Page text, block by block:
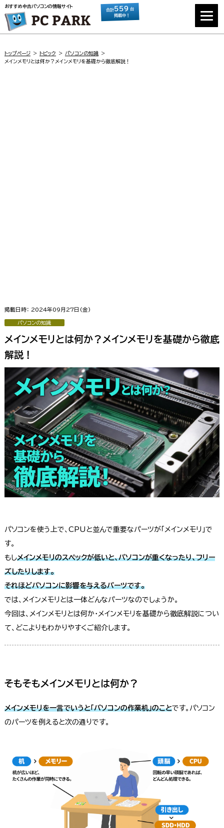
おすすめ中古パソコンの情報サイト
合計559 台
掲載中！
トップページ トピック
パソコンの知識
メインメモリとは何か？メインメモリを基礎から徹底解説！
掲載日時： 2024年09月27日(金)
パソコンの知識
メインメモリとは何か？メインメモリを基礎から徹底
解説！
パソコンを使う上で、CPUと並んで重要なパーツが「メインメモリ」で
す。
もしメインメモリのスペックが低いと、パソコンが重くなったり、フリー
ズしたりします。
それほどパソコンに影響を与えるパーツです。
では、メインメモリとは一体どんなパーツなのでしょうか。
今回は、メインメモリとは何か・メインメモリを基礎から徹底解説につい
て、どこよりもわかりやすくご紹介します。
そもそもメインメモリとは何か？
メインメモリを一言でいうと「パソコンの作業机」のことです。パソコン
のパーツを例えると次の通りです。